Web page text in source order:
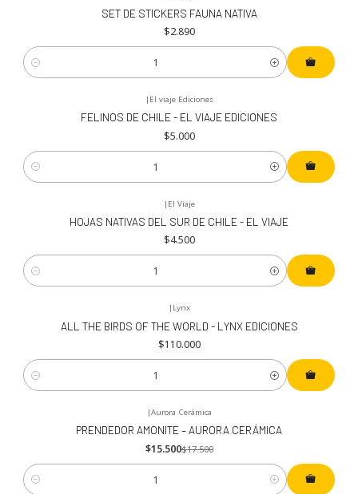
SET DE STICKERS FAUNA NATIVA
$2.890
Cantidad
| El viaje Ediciones
FELINOS DE CHILE - EL VIAJE EDICIONES
$5.000
Cantidad
| El Viaje
HOJAS NATIVAS DEL SUR DE CHILE - EL VIAJE
$4.500
Cantidad
| Lynx
ALL THE BIRDS OF THE WORLD - LYNX EDICIONES
$110.000
Cantidad
OFF
|Aurora Cerámica
PRENDEDOR AMONITE – AURORA CERÁMICA
$15.500$17.500
Cantidad